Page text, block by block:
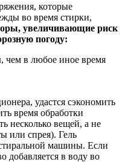
которые
во время стирки,
увеличивающие риск
погоду:
чем в любое иное время
удастся сэкономить
время обработки
несколько вещей, а не
или спрея). Гель
машины. Если
добавляется в воду во